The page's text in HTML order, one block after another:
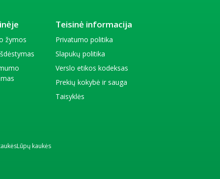
žymos
Teisinė informacija
Privatumo politika
Slapukų politika
Verslo etikos kodeksas
Prekių kokybė ir sauga
Taisyklės
Lūpų kaukės